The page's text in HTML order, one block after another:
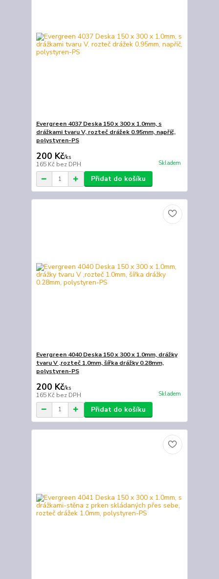
Evergreen 4037 Deska 150 x 300 x 1.0mm, s
drážkami tvaru V, rozteč drážek 0.95mm, napříč,
polystyren-PS
200 Kč/ks
165 Kč bez DPH Skladem
Přidat do košíku
Evergreen 4040 Deska 150 x 300 x 1.0mm, drážky
tvaru V ,rozteč 1.0mm, šířka drážky 0.28mm,
polystyren-PS
200 Kč/ks
165 Kč bez DPH Skladem
Přidat do košíku